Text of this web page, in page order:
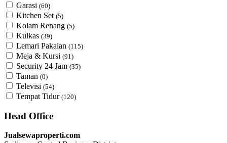
Garasi (60)
Kitchen Set (5)
Kolam Renang (5)
Kulkas (39)
Lemari Pakaian (115)
Meja & Kursi (91)
Security 24 Jam (35)
Taman (0)
Televisi (54)
Tempat Tidur (120)
Head Office
Jualsewaproperti.com